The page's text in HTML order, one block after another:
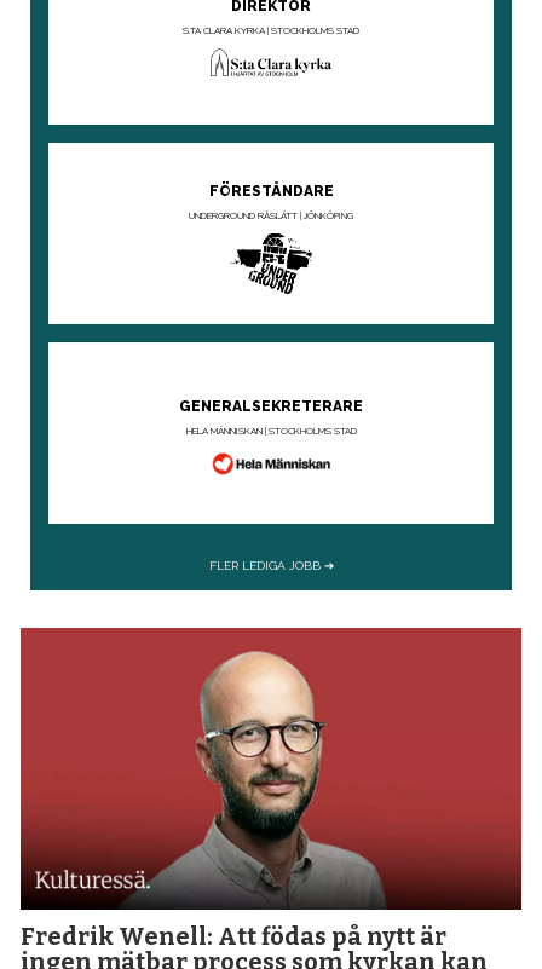
Fredrik Wenell: Att födas på nytt är
ingen mätbar process som kyrkan kan